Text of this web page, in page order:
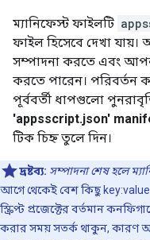
ম্যানিফেস্ট ফাইলটি
ফাইল হিসেবে দেখা
সম্পাদনা করতে এবং
করতে পারেন। পরিবর্তন
পূর্ববর্তী ধাপগুলো
'appsscript.json'
টিক চিহ্ন তুলে দিন।
দ্রষ্টব্য: সম্পাদনা শেষ হলে
আগে থেকেই বেশ কিছু
স্ক্রিপ্ট প্রজেক্টের বর্তমান
করার সময় সতর্ক থাকুন, কারণ